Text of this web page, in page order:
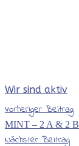
Wir sind aktiv
Vorheriger Beitrag
MINT – 2 A & 2 B
Nächster Beitrag